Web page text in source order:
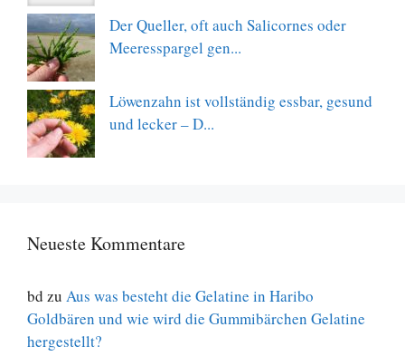
Der Queller, oft auch Salicornes oder
Meeresspargel gen...
Löwenzahn ist vollständig essbar, gesund
und lecker – D...
Neueste Kommentare
bd zu Aus was besteht die Gelatine in Haribo
Goldbären und wie wird die Gummibärchen Gelatine
hergestellt?